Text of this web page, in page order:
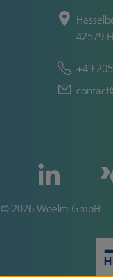
42579
+49
© 2026 Woelm GmbH